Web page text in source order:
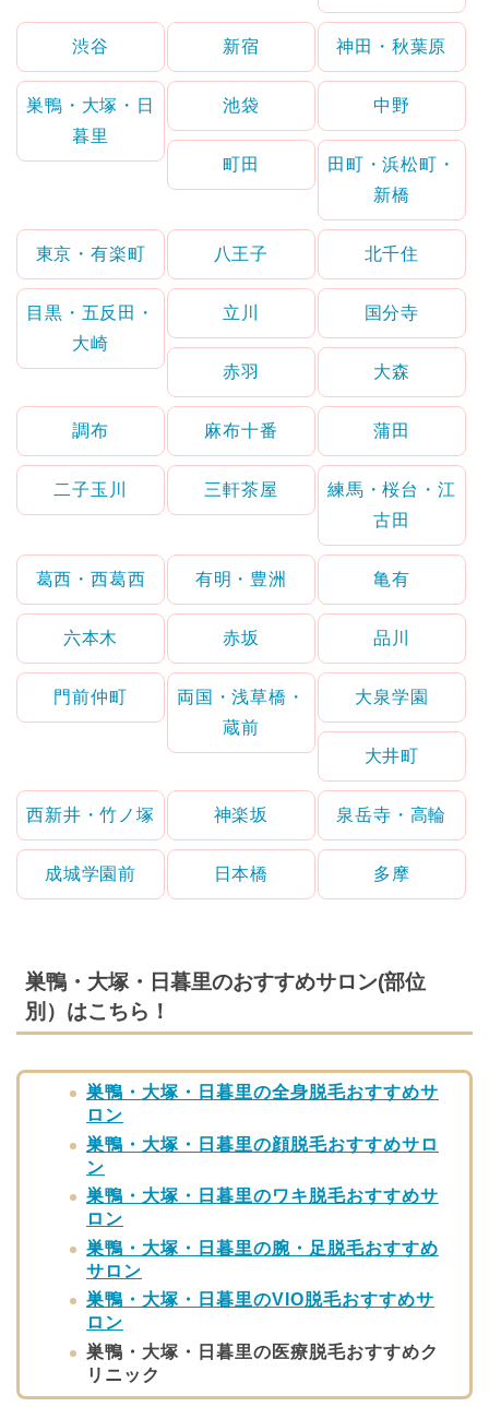
渋谷 新宿 神田・秋葉原
巣鴨・大塚・日
暮里
池袋 中野
町田
田町・浜松町・
新橋
東京・有楽町 八王子 北千住
目黒・五反田・
大崎
立川 国分寺
赤羽 大森
調布 麻布十番 蒲田
二子玉川 三軒茶屋
練馬・桜台・江
古田
葛西・西葛西 有明・豊洲 亀有
六本木 赤坂 品川
門前仲町
両国・浅草橋・
蔵前
大泉学園
大井町
西新井・竹ノ塚 神楽坂 泉岳寺・高輪
成城学園前 日本橋 多摩
巣鴨・大塚・日暮里のおすすめサロン(部位
別）はこちら！
巣鴨・大塚・日暮里の全身脱毛おすすめサ
ロン
巣鴨・大塚・日暮里の顔脱毛おすすめサロ
ン
巣鴨・大塚・日暮里のワキ脱毛おすすめサ
ロン
巣鴨・大塚・日暮里の腕・足脱毛おすすめ
サロン
巣鴨・大塚・日暮里のVIO脱毛おすすめサ
ロン
巣鴨・大塚・日暮里の医療脱毛おすすめク
リニック